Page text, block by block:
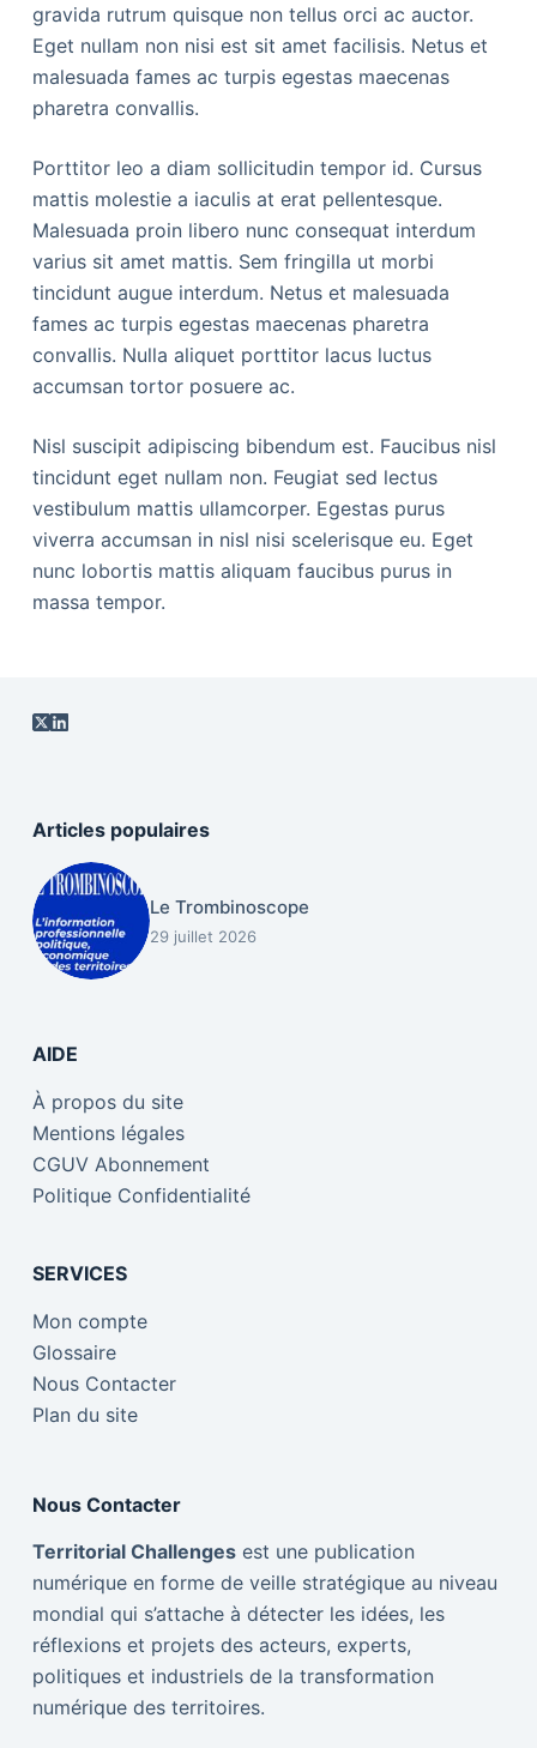
gravida rutrum quisque non tellus orci ac auctor.
Eget nullam non nisi est sit amet facilisis. Netus et
malesuada fames ac turpis egestas maecenas
pharetra convallis.
Porttitor leo a diam sollicitudin tempor id. Cursus
mattis molestie a iaculis at erat pellentesque.
Malesuada proin libero nunc consequat interdum
varius sit amet mattis. Sem fringilla ut morbi
tincidunt augue interdum. Netus et malesuada
fames ac turpis egestas maecenas pharetra
convallis. Nulla aliquet porttitor lacus luctus
accumsan tortor posuere ac.
Nisl suscipit adipiscing bibendum est. Faucibus nisl
tincidunt eget nullam non. Feugiat sed lectus
vestibulum mattis ullamcorper. Egestas purus
viverra accumsan in nisl nisi scelerisque eu. Eget
nunc lobortis mattis aliquam faucibus purus in
massa tempor.
Articles populaires
Le Trombinoscope
29 juillet 2026
AIDE
À propos du site
Mentions légales
CGUV Abonnement
Politique Confidentialité
SERVICES
Mon compte
Glossaire
Nous Contacter
Plan du site
Nous Contacter
Territorial Challengesest une publication
numérique en forme de veille stratégique au niveau
mondial qui s’attache à détecter les idées, les
réflexions et projets des acteurs, experts,
politiques et industriels de la transformation
numérique des territoires.